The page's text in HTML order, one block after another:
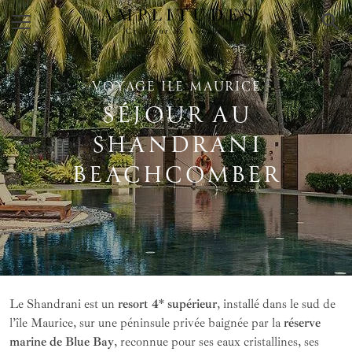
×
VOYAGE ILE MAURICE
SÉJOUR AU
SHANDRANI
BEACHCOMBER
Le Shandrani est un resort 4* supérieur, installé dans le sud de
l’île Maurice, sur une péninsule privée baignée par la réserve
marine de Blue Bay, reconnue pour ses eaux cristallines, ses